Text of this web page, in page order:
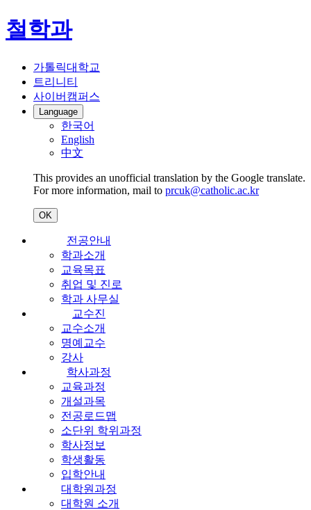
철학과
가톨릭대학교
트리니티
사이버캠퍼스
Language
한국어
English
中文
This provides an unofficial translation by the Google translate.
For more information, mail to prcuk@catholic.ac.kr
OK
전공안내
학과소개
교육목표
취업 및 진로
학과 사무실
교수진
교수소개
명예교수
강사
학사과정
교육과정
개설과목
전공로드맵
소단위 학위과정
학사정보
학생활동
입학안내
대학원과정
대학원 소개